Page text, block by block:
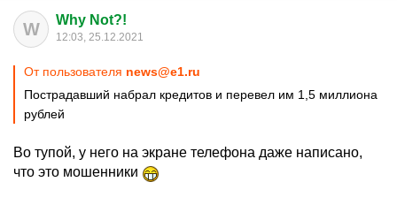
W Why Not?!
12:03, 25.12.2021
От пользователя news@e1.ru
Пострадавший набрал кредитов и перевел им 1,5 миллиона
рублей
Во тупой, у него на экране телефона даже написано,
что это мошенники